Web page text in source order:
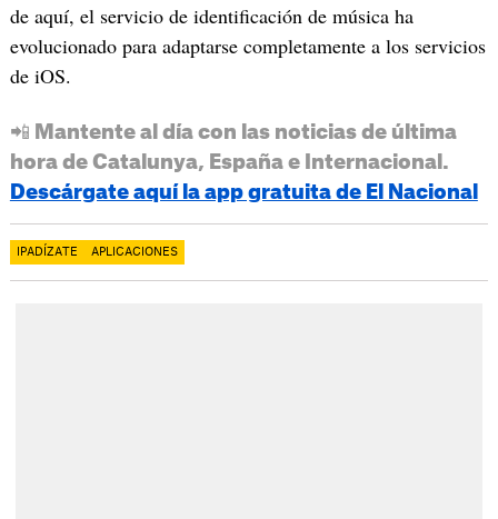
de aquí, el servicio de identificación de música ha
evolucionado para adaptarse completamente a los servicios
de iOS.
📲 Mantente al día con las noticias de última
hora de Catalunya, España e Internacional.
Descárgate aquí la app gratuita de El Nacional
IPADÍZATE APLICACIONES